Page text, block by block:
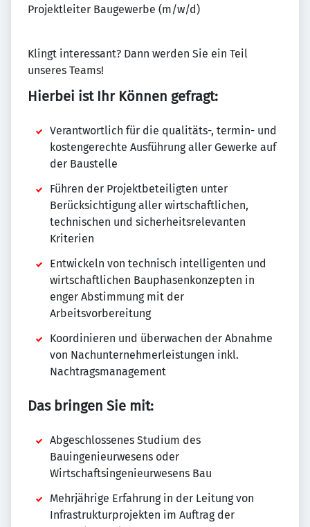
Projektleiter Baugewerbe (m/w/d)
Klingt interessant? Dann werden Sie ein Teil
unseres Teams!
Hierbei ist Ihr Können gefragt:
Verantwortlich für die qualitäts-, termin- und
kostengerechte Ausführung aller Gewerke auf
der Baustelle
Führen der Projektbeteiligten unter
Berücksichtigung aller wirtschaftlichen,
technischen und sicherheitsrelevanten
Kriterien
Entwickeln von technisch intelligenten und
wirtschaftlichen Bauphasenkonzepten in
enger Abstimmung mit der
Arbeitsvorbereitung
Koordinieren und überwachen der Abnahme
von Nachunternehmerleistungen inkl.
Nachtragsmanagement
Das bringen Sie mit:
Abgeschlossenes Studium des
Bauingenieurwesens oder
Wirtschaftsingenieurwesens Bau
Mehrjährige Erfahrung in der Leitung von
Infrastrukturprojekten im Auftrag der